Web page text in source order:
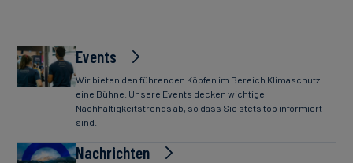
Events
Wir bieten den führenden Köpfen im Bereich Klimaschutz
eine Bühne. Unsere Events decken wichtige
Nachhaltigkeitstrends ab, so dass Sie stets top informiert
sind.
Nachrichten